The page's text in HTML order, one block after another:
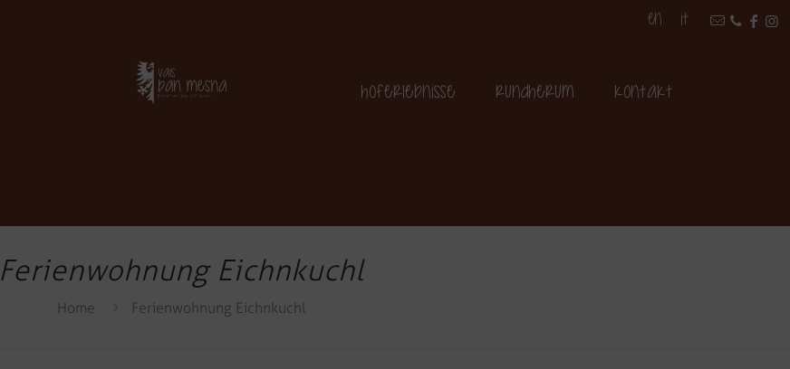
Hoferlebnisse Rundherum Kontakt
Ferienwohnung Eichnkuchl
Home Ferienwohnung Eichnkuchl
EN IT